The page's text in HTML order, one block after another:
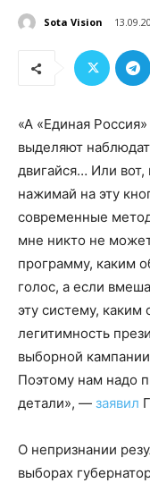
Sota Vision
«А «Единая
выделяют
двигайся… Или вот,
нажимай на эту
современные
мне никто не
программу, каким
голос, а если
эту систему, каким
легитимность
выборной
Поэтому нам надо
детали», — заявил
О непризнании
выборах